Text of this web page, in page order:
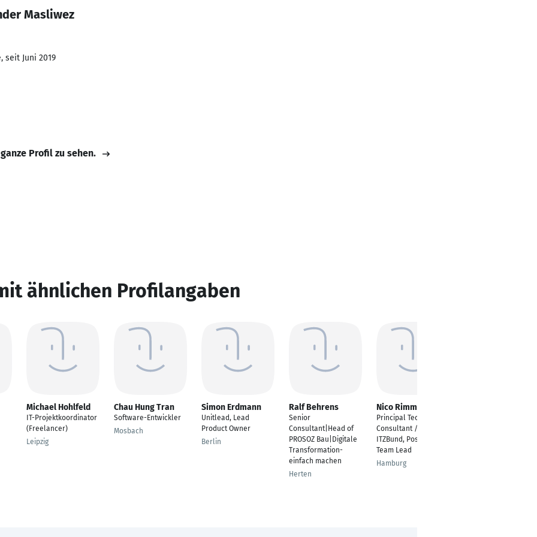
Masliwez
seit Juni 2019
Profil zu sehen.
ähnlichen Profilangaben
Michael Hohlfeld
IT-Projektkoordinator
(Freelancer)
Leipzig
Chau Hung Tran
Software-Entwickler
Mosbach
Simon Erdmann
Unitlead, Lead
Product Owner
Berlin
Ralf Behrens
Senior
Consultant|Head of
PROSOZ Bau|Digitale
Transformation-
einfach machen
Herten
Nico Rimmele
Principal Technical
Consultant // Kunde:
ITZBund, Position:
Team Lead
Hamburg